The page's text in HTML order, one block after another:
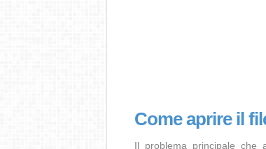
Come aprire il
Il problema principale che